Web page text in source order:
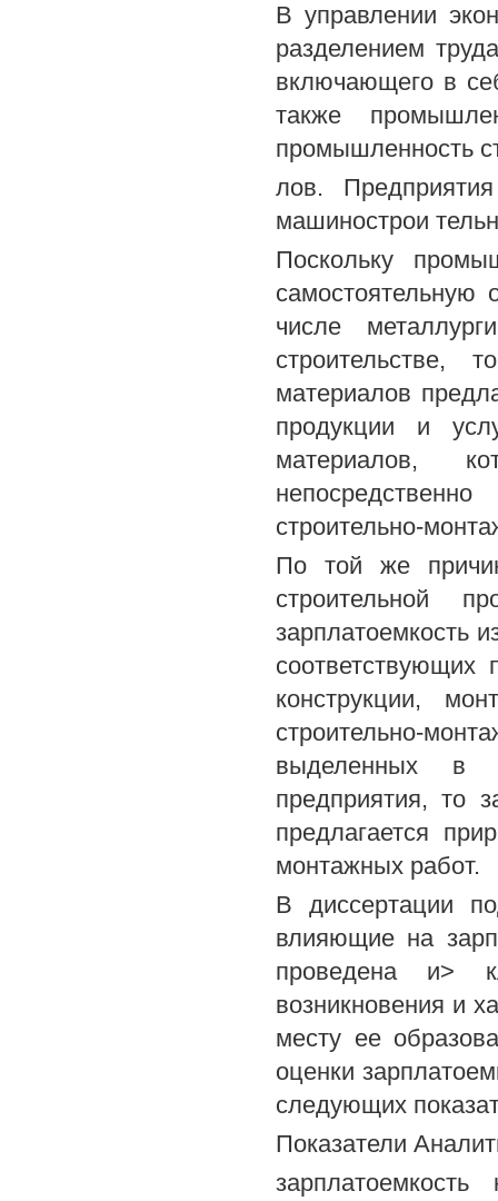
В управлении
разделением
включающего в
также
промышленность
лов.
машинострои
Поскольку
самостоятельную
числе
строительстве,
материалов
продукции и
материалов,
строительно-
По той же
строительной
зарплатоемкость
конструкции,
строительно-
выделенных в
предприятия, то
предлагается
монтажных работ.
В диссертации
влияющие на
проведена и>
возникновения и
месту ее
оценки
следующих
Показатели